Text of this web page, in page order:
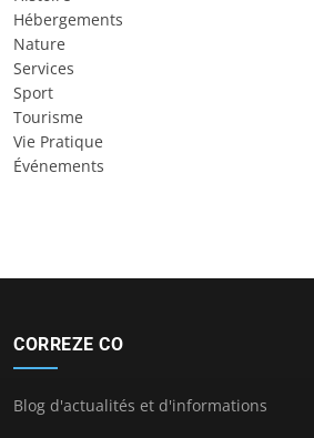
Hébergements
Nature
Services
Sport
Tourisme
Vie Pratique
Événements
CORREZE CO
Blog d'actualités et d'informations